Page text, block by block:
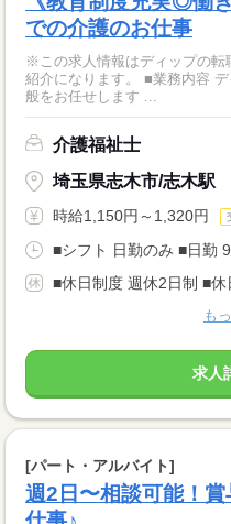
での介護のお仕事
※この求人情報はディップの転
紹介になります。 ■業務内容 デイサービスセンターでの介護業務全
般をお任せします ...
介護福祉士
埼玉県志木市/志木駅
時給1,150円～1,320円
■シフト 日勤のみ ■日勤
■休日制度 週休2日制 ■
も
求人
[パート・アルバイト]
週2日〜相談可能！